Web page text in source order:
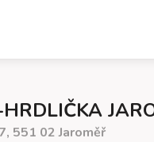
551 02 Jaroměř